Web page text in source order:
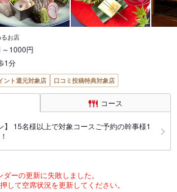
お店
1000円
1分
ント還元対象店 口コミ投稿特典対象店
コース
】 15名様以上で対象コースご予約の幹事様1
ダーの更新に失敗しました。
して空席状況を更新してください。